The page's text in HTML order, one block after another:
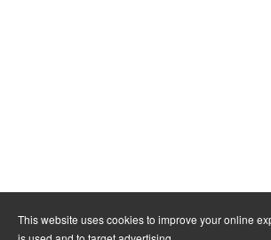
This website uses cookies to improve your online